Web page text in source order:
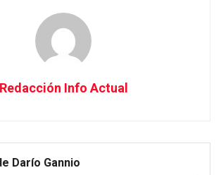
Redacción Info Actual
Darío Gannio